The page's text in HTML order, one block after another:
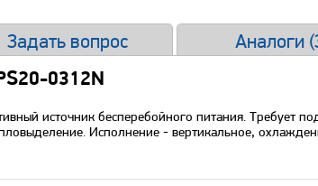
Задать вопрос Аналоги (
0312N
источник бесперебойного питания. Требует
Исполнение - вертикальное,